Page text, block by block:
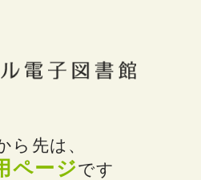
ら先は、
ページです